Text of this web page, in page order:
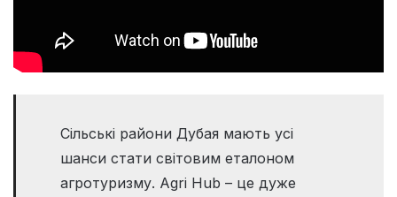
Сільські райони Дубая мають усі
шанси стати світовим еталоном
агротуризму. Agri Hub – це дуже